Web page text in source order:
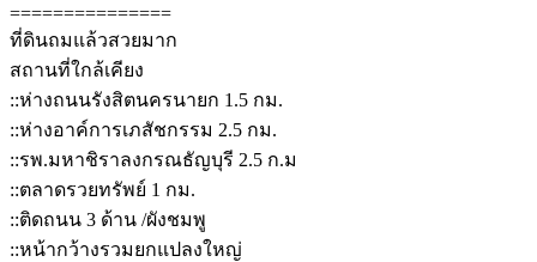
===============
ที่ดินถมแล้วสวยมาก
สถานที่ใกล้เคียง
::ห่างถนนรังสิตนครนายก 1.5 กม.
::ห่างอาค์การเภสัชกรรม 2.5 กม.
::รพ.มหาชิราลงกรณธัญบุรี 2.5 ก.ม
::ตลาดรวยทรัพย์ 1 กม.
::ติดถนน 3 ด้าน /ผังชมพู
::หน้ากว้างรวมยกแปลงใหญ่